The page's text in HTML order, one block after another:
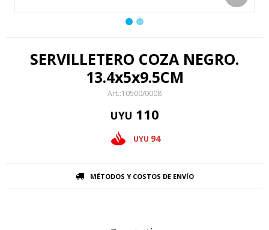
SERVILLETERO COZA NEGRO.
13.4x5x9.5CM
10500/0008
UYU 110
UYU 94
MÉTODOS Y COSTOS DE ENVÍO